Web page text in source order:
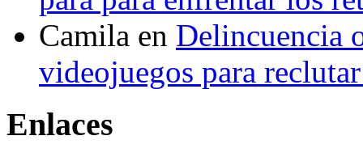
Camila en Delincuencia
videojuegos para
Enlaces